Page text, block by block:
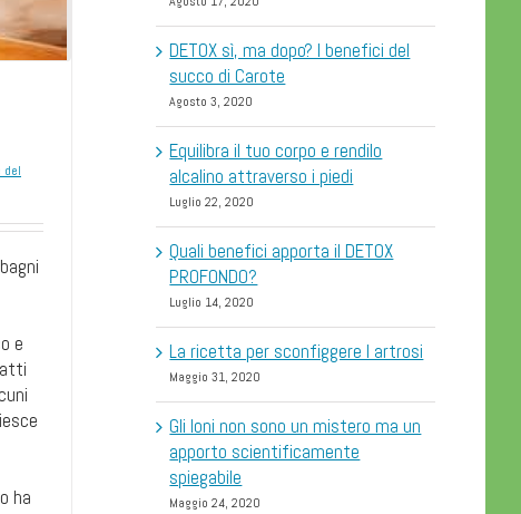
del
e
ha
DETOX sì, ma dopo? I benefici del
succo di Carote
Agosto 3, 2020
Equilibra il tuo corpo e rendilo
alcalino attraverso i piedi
Luglio 22, 2020
Quali benefici apporta il DETOX
PROFONDO?
Luglio 14, 2020
La ricetta per sconfiggere l artrosi
Maggio 31, 2020
Gli Ioni non sono un mistero ma un
apporto scientificamente
spiegabile
Maggio 24, 2020